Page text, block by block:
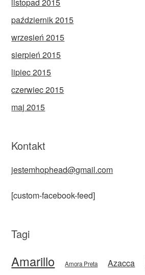
październik 2015
wrzesień 2015
sierpień 2015
lipiec 2015
czerwiec 2015
maj 2015
Kontakt
jestemhophead@gmail.com
[custom-facebook-feed]
Tagi
Amarillo Amora Preta Azacca